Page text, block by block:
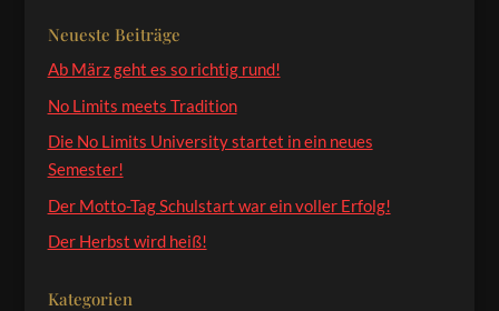
Neueste Beiträge
Ab März geht es so richtig rund!
No Limits meets Tradition
Die No Limits University startet in ein neues
Semester!
Der Motto-Tag Schulstart war ein voller Erfolg!
Der Herbst wird heiß!
Kategorien